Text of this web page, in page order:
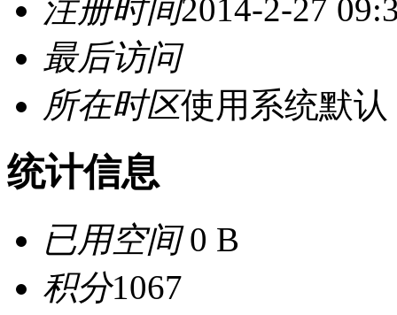
注册时间2014-2-27
最后访问
所在时区使用系统默认
统计信息
已用空间0 B
积分1067